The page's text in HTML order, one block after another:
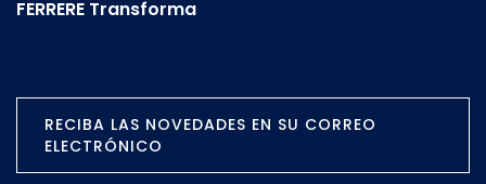
FERRERE Transforma
RECIBA LAS NOVEDADES EN SU CORREO
ELECTRÓNICO